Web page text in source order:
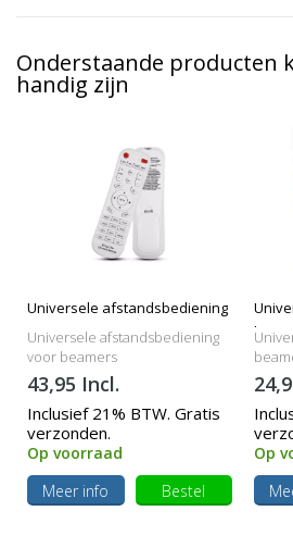
Onderstaande producten
handig zijn
Universele afstandsbediening
Universele afstandsbediening
voor beamers
43,95 Incl.
Inclusief 21% BTW. Gratis
verzonden.
Op voorraad
Meer info
Bestel
Op